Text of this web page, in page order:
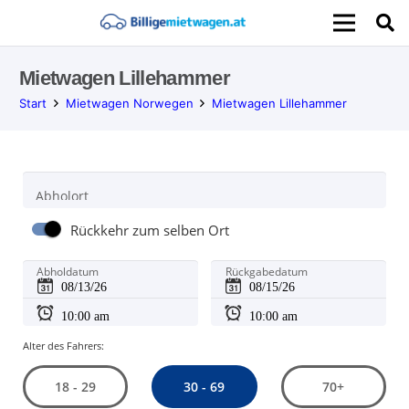
Mietwagen Lillehammer
Start Mietwagen Norwegen Mietwagen Lillehammer
Abholort
Rückkehr zum selben Ort
Abholdatum Rückgabedatum
Alter des Fahrers:
18 - 29 30 - 69 70+